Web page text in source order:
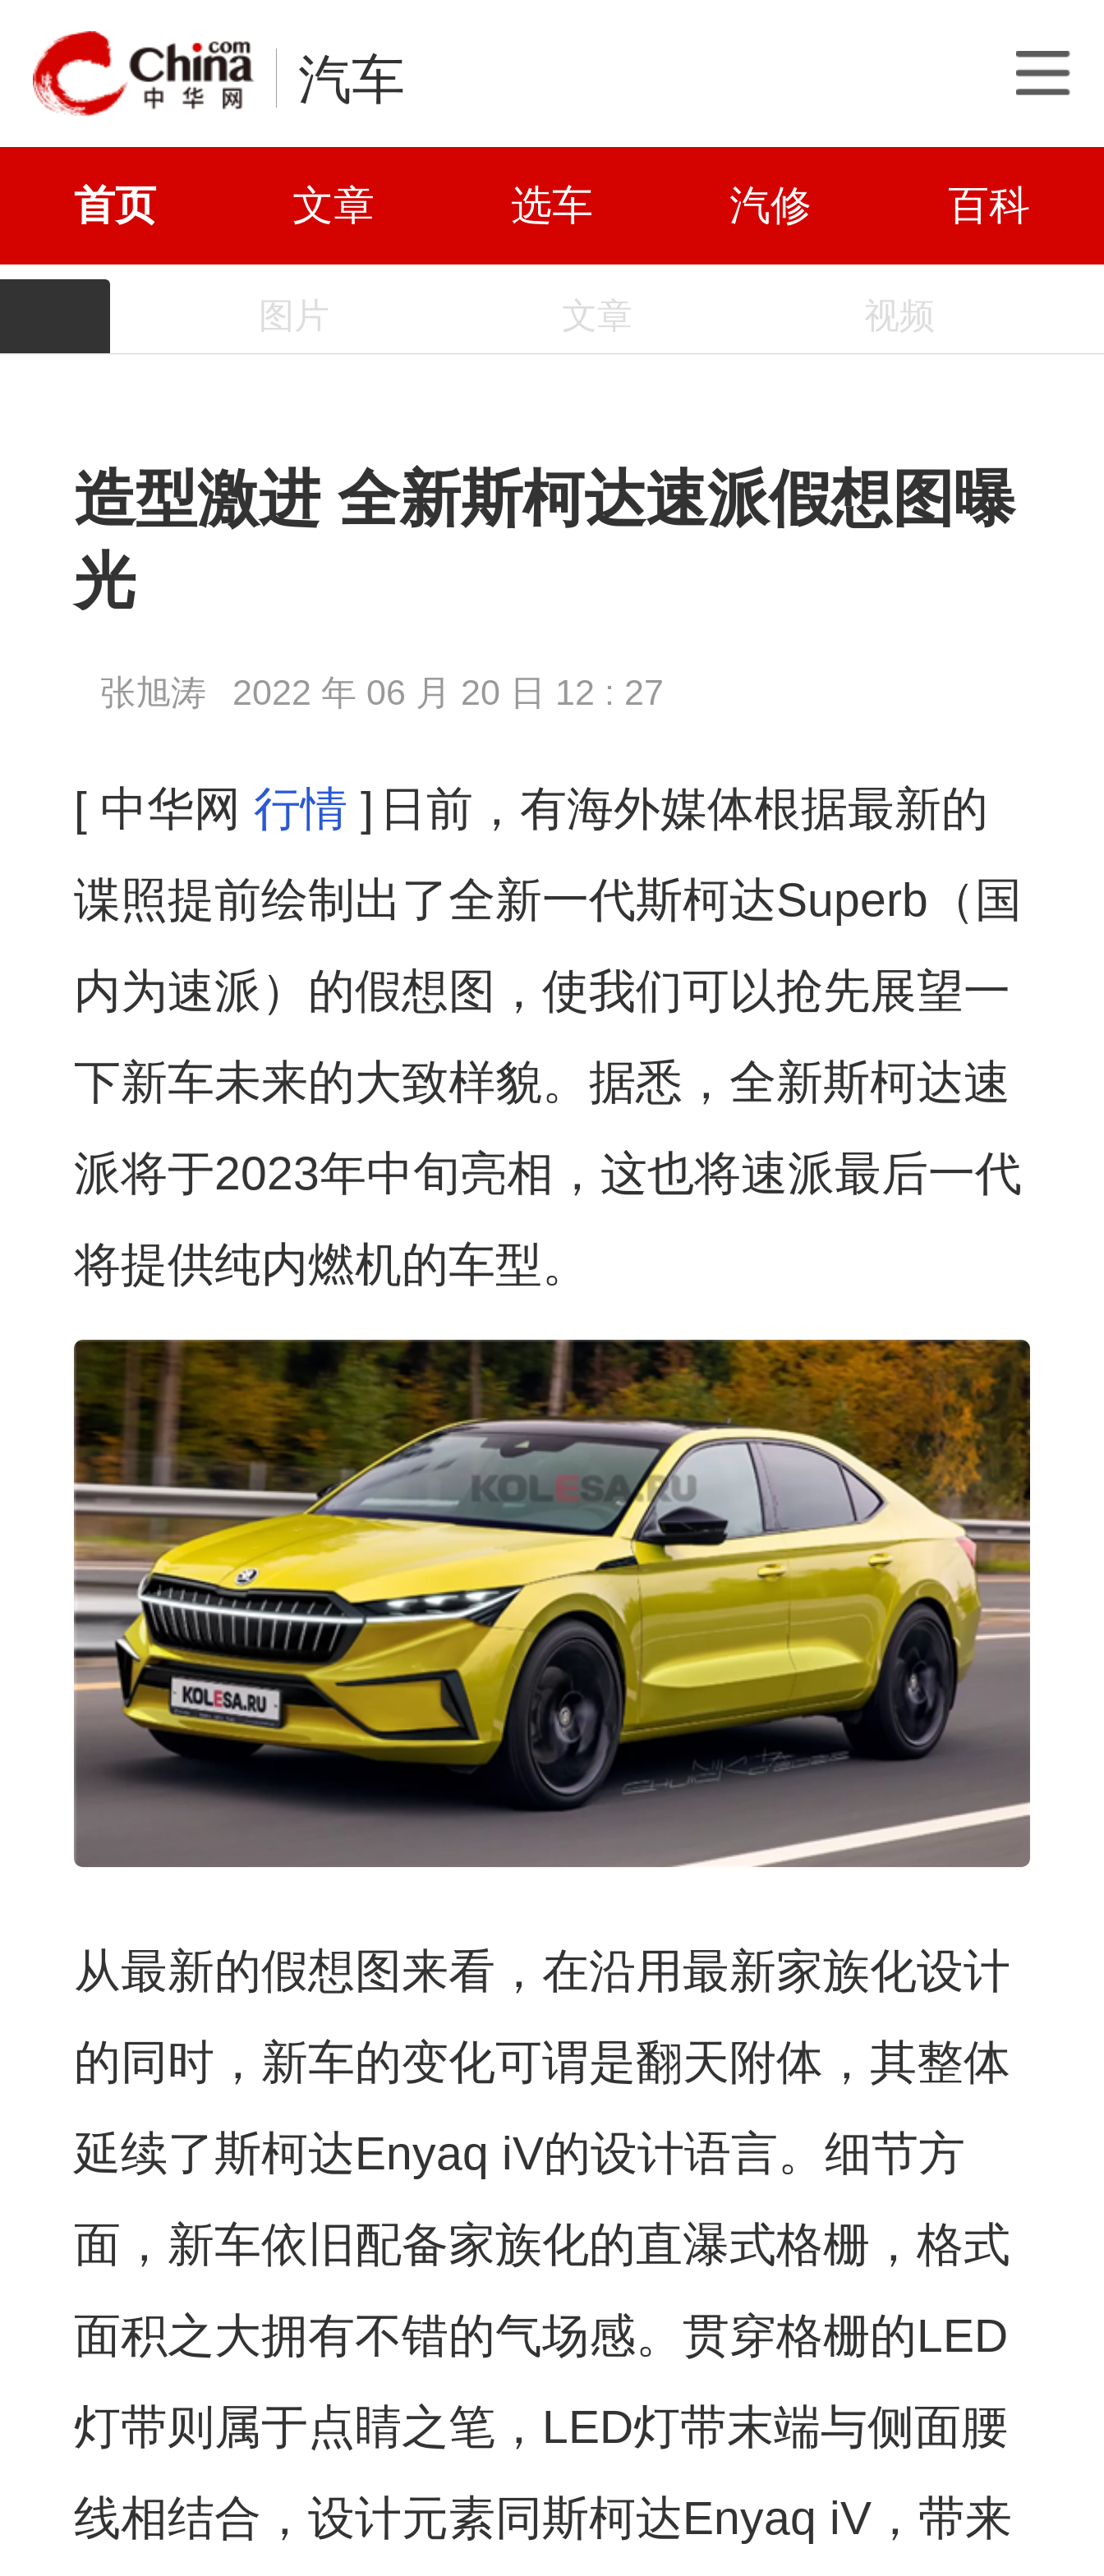
汽车
首页 文章 选车 汽修 百科
图片 文章 视频
造型激进 全新斯柯达速派假想图曝
光
张旭涛 2022 年 06 月 20 日 12 : 27
[ 中华网 行情 ] 日前，有海外媒体根据最新的
谍照提前绘制出了全新一代斯柯达Superb（国
内为速派）的假想图，使我们可以抢先展望一
下新车未来的大致样貌。据悉，全新斯柯达速
派将于2023年中旬亮相，这也将速派最后一代
将提供纯内燃机的车型。
从最新的假想图来看，在沿用最新家族化设计
的同时，新车的变化可谓是翻天附体，其整体
延续了斯柯达Enyaq iV的设计语言。细节方
面，新车依旧配备家族化的直瀑式格栅，格式
面积之大拥有不错的气场感。贯穿格栅的LED
灯带则属于点睛之笔，LED灯带末端与侧面腰
线相结合，设计元素同斯柯达Enyaq iV，带来